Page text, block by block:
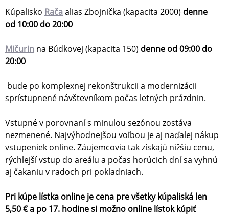
Kúpalisko Račaalias Zbojnička (kapacita 2000) denne
od 10:00 do 20:00
Mičurin na Búdkovej (kapacita 150) denne od 09:00 do
20:00
bude po komplexnej rekonštrukcii a modernizácii
sprístupnené návštevníkom počas letných prázdnin.
Vstupné v porovnaní s minulou sezónou zostáva
nezmenené. Najvýhodnejšou voľbou je aj naďalej nákup
vstupeniek online. Záujemcovia tak získajú nižšiu cenu,
rýchlejší vstup do areálu a počas horúcich dní sa vyhnú
aj čakaniu v radoch pri pokladniach.
Pri kúpe lístka online je cena pre všetky kúpaliská len
5,50 € a po 17. hodine si možno online lístok kúpiť